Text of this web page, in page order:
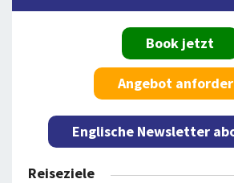
Book jetzt
Angebot
Englische Newsletter
Reiseziele